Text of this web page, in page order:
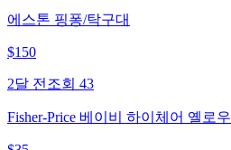
에스톤 핑퐁/탁구대
$150
2달 전 조회 43
Fisher-Price 베이비 하이체어 옐로우